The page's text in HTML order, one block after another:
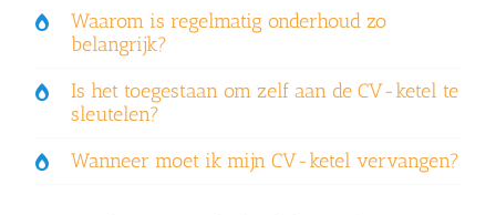
Waarom is regelmatig onderhoud zo
belangrijk?
Is het toegestaan om zelf aan de CV-ketel te
sleutelen?
Wanneer moet ik mijn CV-ketel vervangen?